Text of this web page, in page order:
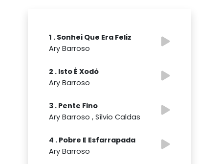
1 . Sonhei Que Era Feliz
Ary Barroso
2 . Isto É Xodó
Ary Barroso
3 . Pente Fino
Ary Barroso , Sílvio Caldas
4 . Pobre E Esfarrapada
Ary Barroso